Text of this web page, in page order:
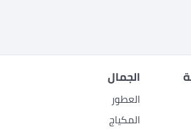
الجمال
العطور
المكياج